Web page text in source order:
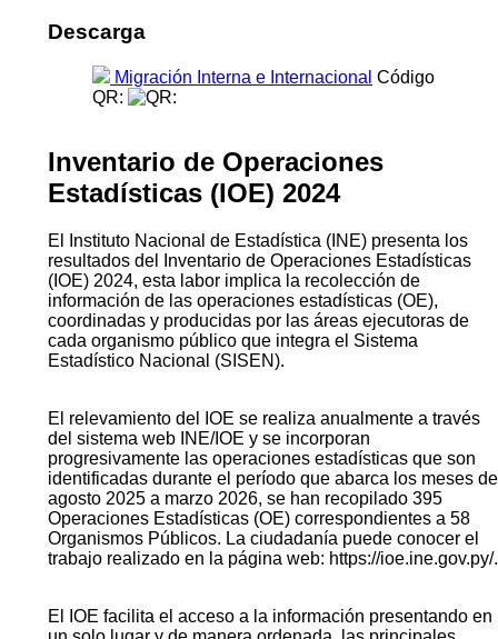
Descarga
Migración Interna e Internacional Código
QR:
Inventario de Operaciones
Estadísticas (IOE) 2024
El Instituto Nacional de Estadística (INE) presenta los
resultados del Inventario de Operaciones Estadísticas
(IOE) 2024, esta labor implica la recolección de
información de las operaciones estadísticas (OE),
coordinadas y producidas por las áreas ejecutoras de
cada organismo público que integra el Sistema
Estadístico Nacional (SISEN).
El relevamiento del IOE se realiza anualmente a través
del sistema web INE/IOE y se incorporan
progresivamente las operaciones estadísticas que son
identificadas durante el período que abarca los meses de
agosto 2025 a marzo 2026, se han recopilado 395
Operaciones Estadísticas (OE) correspondientes a 58
Organismos Públicos. La ciudadanía puede conocer el
trabajo realizado en la página web: https://ioe.ine.gov.py/.
El IOE facilita el acceso a la información presentando en